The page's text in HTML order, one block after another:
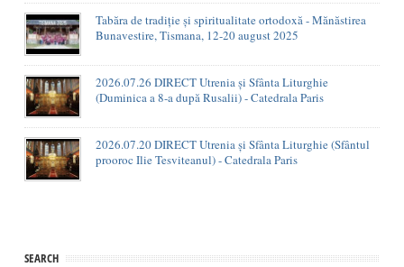
Tabăra de tradiție și spiritualitate ortodoxă - Mănăstirea
Bunavestire, Tismana, 12-20 august 2025
2026.07.26 DIRECT Utrenia și Sfânta Liturghie
(Duminica a 8-a după Rusalii) - Catedrala Paris
2026.07.20 DIRECT Utrenia și Sfânta Liturghie (Sfântul
prooroc Ilie Tesviteanul) - Catedrala Paris
SEARCH